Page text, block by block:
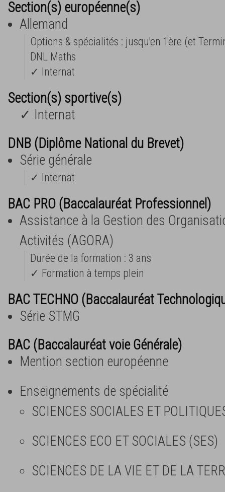
Section(s) européenne(s)
Allemand
Options & spécialités : jusqu'en 1ère (et
DNL Maths
✓ Internat
Section(s) sportive(s)
✓ Internat
DNB (Diplôme National du Brevet)
Série générale
✓ Internat
BAC PRO (Baccalauréat Professionnel)
Assistance à la Gestion des
Activités (AGORA)
Durée de la formation : 3 ans
✓ Formation à temps plein
BAC TECHNO (Baccalauréat
Série STMG
BAC (Baccalauréat voie Générale)
Mention section européenne
Enseignements de spécialité
SCIENCES SOCIALES ET
SCIENCES ECO ET SOCIALES (SES)
SCIENCES DE LA VIE ET DE LA